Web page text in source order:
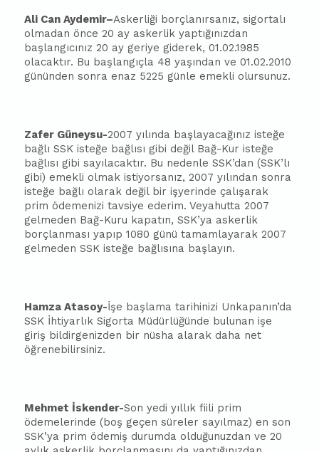
Ali Can Aydemir–Askerliği borçlanırsanız, sigortalı
olmadan önce 20 ay askerlik yaptığınızdan
başlangıcınız 20 ay geriye giderek, 01.02.1985
olacaktır. Bu başlangıçla 48 yaşından ve 01.02.2010
gününden sonra enaz 5225 günle emekli olursunuz.
Zafer Güneysu-2007 yılında başlayacağınız isteğe
bağlı SSK isteğe bağlısı gibi değil Bağ-Kur isteğe
bağlısı gibi sayılacaktır. Bu nedenle SSK’dan (SSK’lı
gibi) emekli olmak istiyorsanız, 2007 yılından sonra
isteğe bağlı olarak değil bir işyerinde çalışarak
prim ödemenizi tavsiye ederim. Veyahutta 2007
gelmeden Bağ-Kuru kapatın, SSK’ya askerlik
borçlanması yapıp 1080 günü tamamlayarak 2007
gelmeden SSK isteğe bağlısına başlayın.
Hamza Atasoy-İşe başlama tarihinizi Unkapanın’da
SSK İhtiyarlık Sigorta Müdürlüğünde bulunan işe
giriş bildirgenizden bir nüsha alarak daha net
öğrenebilirsiniz.
Mehmet İskender-Son yedi yıllık fiili prim
ödemelerinde (boş geçen süreler sayılmaz) en son
SSK’ya prim ödemiş durumda olduğunuzdan ve 20